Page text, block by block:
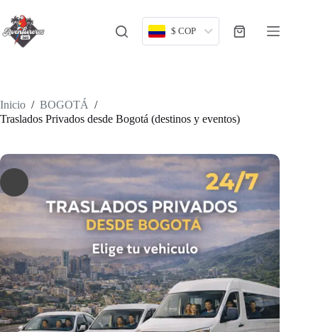
contenido
$ COP
Carro
Inicio / BOGOTÁ /
Traslados Privados desde Bogotá (destinos y eventos)